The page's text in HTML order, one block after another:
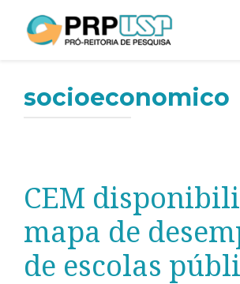
socioeconomico
CEM
mapa de
de escolas